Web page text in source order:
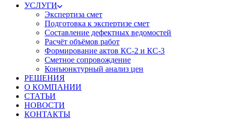
УСЛУГИ
Экспертиза смет
Подготовка к экспертизе смет
Составление дефектных ведомостей
Расчёт объёмов работ
Формирование актов КС-2 и КС-3
Сметное сопровождение
Конъюнктурный анализ цен
РЕШЕНИЯ
О КОМПАНИИ
СТАТЬИ
НОВОСТИ
КОНТАКТЫ